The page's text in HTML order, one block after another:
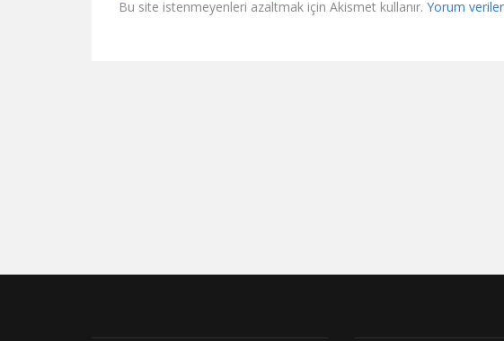
Bu site istenmeyenleri azaltmak için Akismet kullanır. Yorum